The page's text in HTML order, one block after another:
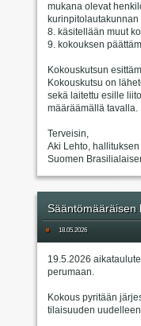
mukana olevat
8. käsitellään muut
9. kokouksen
Kokouskutsun
Kokouskutsu on
sekä laitettu esille
määräämällä tavalla.
Terveisin,
Aki Lehto,
Suomen
Sääntömääräisen
# 18.05.2026
19.5.2026
perumaan.
Kokous pyritään
tilaisuuden